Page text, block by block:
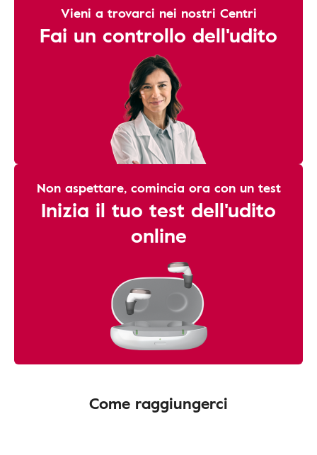
Vieni a trovarci nei nostri Centri
Fai un controllo dell'udito
Non aspettare, comincia ora con un test
Inizia il tuo test dell'udito
online
Come raggiungerci